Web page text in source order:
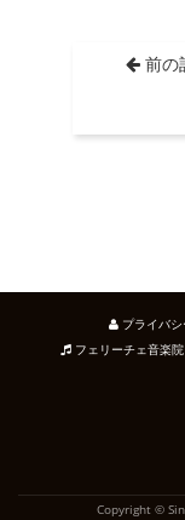
前の
プライバ
フェリーチェ音楽院
Copyright ©